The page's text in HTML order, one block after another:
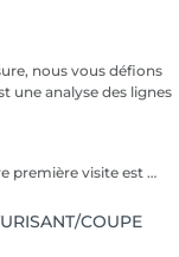
nous vous défions
une analyse des lignes
Vous êtes nouveau ou nouvelle client(e) votre première visite est une Entrevue. (Temps 30 minutes) Cette entrevue ne comprend aucun service de réalisation, il y aura des tests de styles, de communications et du conseils. Nous apprenons à vous connaitre et nous vous conseillons sur tous vos souhaits, afin de préparer notre premier rendez-vous. Cette Entrevue, nous permettra d'avoir une approche afin de comprendre en détail vos désirs et vos envies pour votre futur coupe ou couleur. Nous élaborons ensemble nos différentes méthodes de travail autour d'un thé ou un café pour vous proposer les services adaptés en vous indiquant un devis complet afin de fixer le prochain rendez-vous pour la réalisation.
COUPE